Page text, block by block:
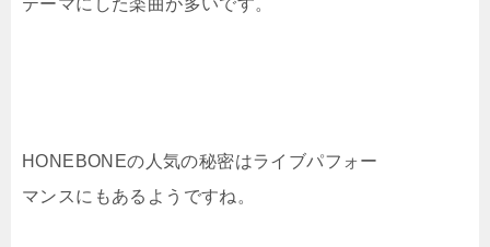
テーマにした楽曲が多いです。
HONEBONEの人気の秘密はライブパフォー
マンスにもあるようですね。